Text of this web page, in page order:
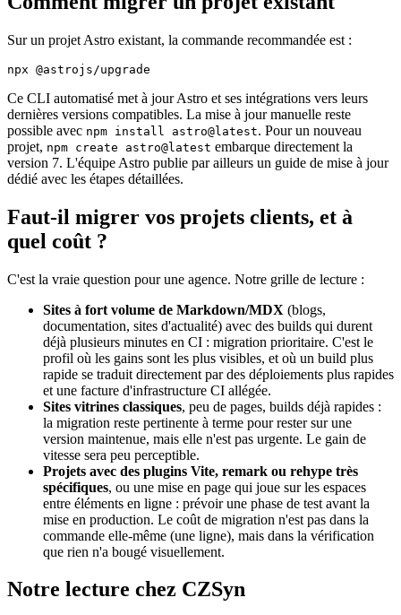
Sur un projet Astro existant, la commande recommandée est :
npx @astrojs/upgrade
Ce CLI automatisé met à jour Astro et ses intégrations vers leurs
dernières versions compatibles. La mise à jour manuelle reste
possible avec npm install astro@latest. Pour un nouveau
projet, npm create astro@latest embarque directement la
version 7. L'équipe Astro publie par ailleurs un guide de mise à jour
dédié avec les étapes détaillées.
Faut-il migrer vos projets clients, et à
quel coût ?
C'est la vraie question pour une agence. Notre grille de lecture :
Sites à fort volume de Markdown/MDX (blogs,
documentation, sites d'actualité) avec des builds qui durent
déjà plusieurs minutes en CI : migration prioritaire. C'est le
profil où les gains sont les plus visibles, et où un build plus
rapide se traduit directement par des déploiements plus rapides
et une facture d'infrastructure CI allégée.
Sites vitrines classiques, peu de pages, builds déjà rapides :
la migration reste pertinente à terme pour rester sur une
version maintenue, mais elle n'est pas urgente. Le gain de
vitesse sera peu perceptible.
Projets avec des plugins Vite, remark ou rehype très
spécifiques, ou une mise en page qui joue sur les espaces
entre éléments en ligne : prévoir une phase de test avant la
mise en production. Le coût de migration n'est pas dans la
commande elle-même (une ligne), mais dans la vérification
que rien n'a bougé visuellement.
Notre lecture chez CZSyn